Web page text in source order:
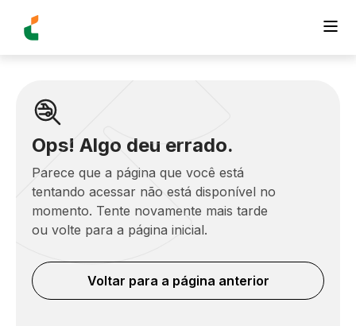
Ops! Algo deu errado.
Parece que a página que você está
tentando acessar não está disponível no
momento. Tente novamente mais tarde
ou volte para a página inicial.
Voltar para a página anterior